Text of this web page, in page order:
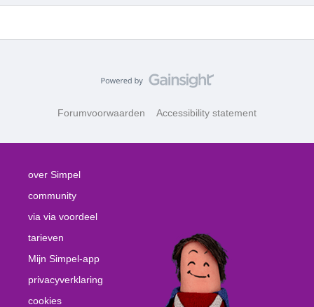
Forumvoorwaarden Accessibility statement
over Simpel
community
via via voordeel
tarieven
Mijn Simpel-app
privacyverklaring
cookies